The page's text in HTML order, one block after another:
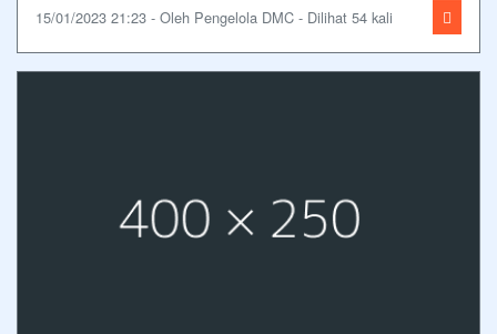
15/01/2023 21:23 - Oleh Pengelola DMC - Dilihat 54 kali